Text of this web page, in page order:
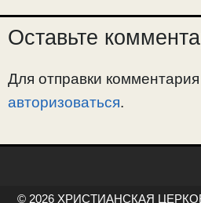
Оставьте
Для отправки
авторизоваться.
© 2026 ХРИСТИАНСКАЯ